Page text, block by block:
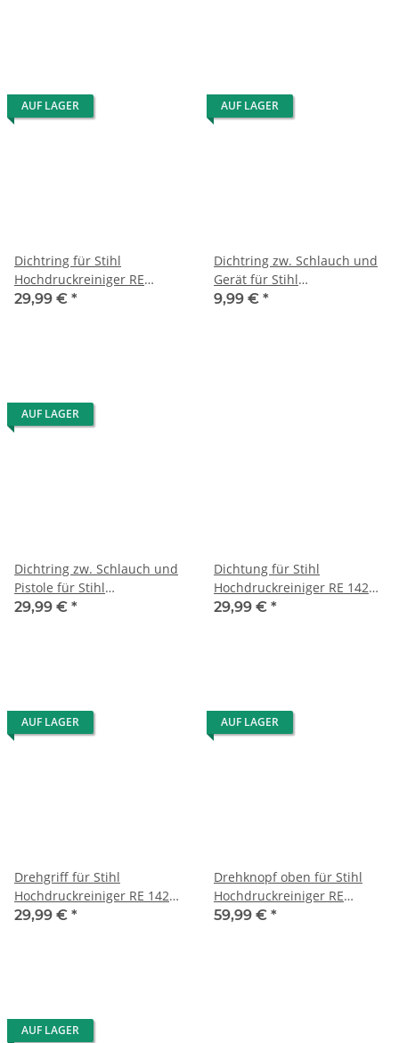
AUF LAGER
Dichtring für Stihl
Hochdruckreiniger RE
143/163/141/142/161/162
29,99 € *
AUF LAGER
Dichtring zw. Schlauch und
Gerät für Stihl
Hochdruckreiniger RE
9,99 € *
AUF LAGER
Dichtring zw. Schlauch und
Pistole für Stihl
Hochdruckreiniger RE
29,99 € *
Dichtung für Stihl
Hochdruckreiniger RE 142
K/142 K PLUS/162 K/162 K
29,99 € *
AUF LAGER
Drehgriff für Stihl
Hochdruckreiniger RE 142
K/142 K PLUS/162 K/162 K
29,99 € *
AUF LAGER
Drehknopf oben für Stihl
Hochdruckreiniger RE
122/118/128/143/163/232/272/
59,99 € *
AUF LAGER